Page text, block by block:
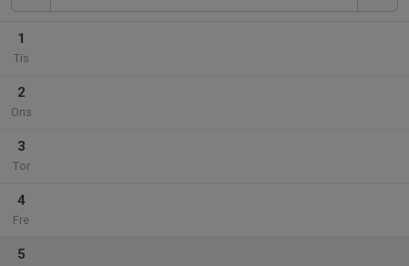
1
Tis
2
Ons
3
Tor
4
Fre
5